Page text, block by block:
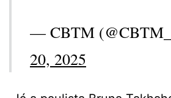
— CBTM
20, 2025